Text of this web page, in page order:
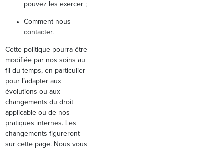
pouvez les exercer ;
Comment nous
contacter.
Cette politique pourra être
modifiée par nos soins au
fil du temps, en particulier
pour l’adapter aux
évolutions ou aux
changements du droit
applicable ou de nos
pratiques internes. Les
changements figureront
sur cette page. Nous vous